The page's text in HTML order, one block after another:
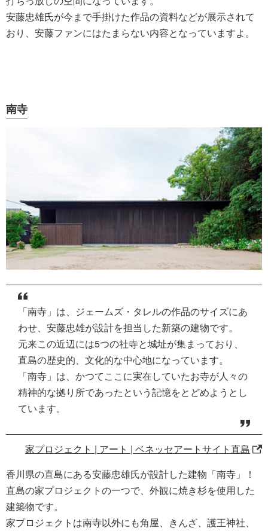
安藤忠雄氏が今まで手掛けた作品の資料などが展示されて
おり、安藤ファンにはたまらない内容となっていますよ。
南寺
「南寺」は、ジェームズ・タレルの作品のサイズにあ
わせ、安藤忠雄が設計を担当した新築の建物です。
元来この近辺には5つの社寺と城址が集まっており、
直島の歴史的、文化的な中心地になっています。
「南寺」は、かつてここに実在していたお寺が人々の
精神的な拠り所であったという記憶をとどめようとし
ています。
家プロジェクト | アート | ベネッセアートサイト直島
香川県の直島にある安藤忠雄氏が設計した建物「南寺」！
直島の家プロジェクトの一つで、外観に焼き杉を使用した
建築物です。
家プロジェクトは南寺以外にも角屋、きんざ、護王神社、